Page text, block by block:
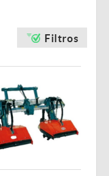
Filtros